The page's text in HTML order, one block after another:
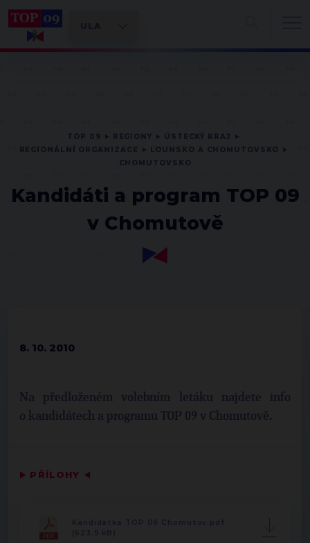
Kandidáti a program TOP 09
v Chomutově
8. 10. 2010
Na předloženém volebním letáku najdete info
o kandidátech a programu TOP 09 v Chomutově.
▶ PŘÍLOHY ◀